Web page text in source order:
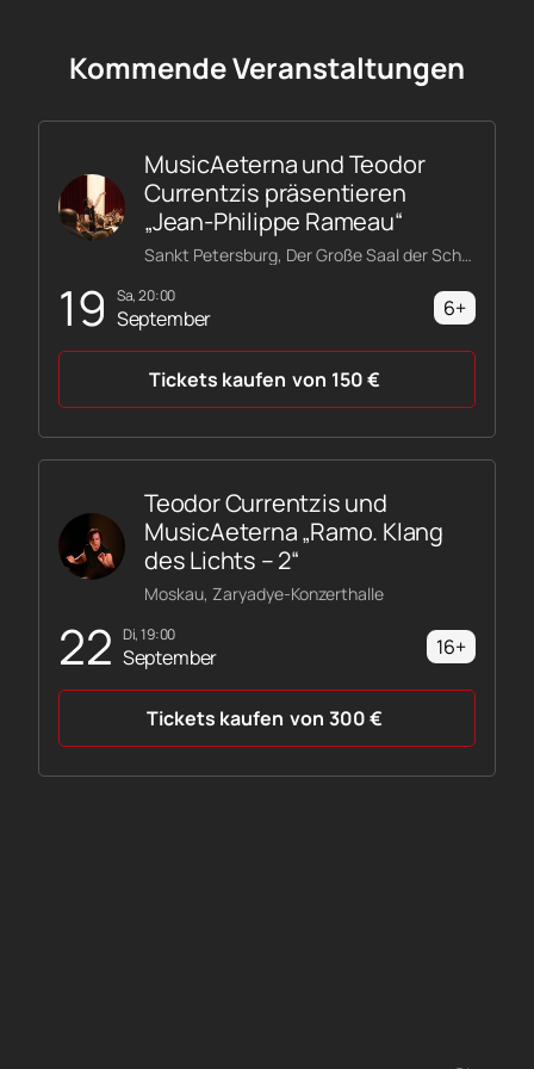
Kommende Veranstaltungen
19 Sa, 20:00
September
MusicAeterna und Teodor
Currentzis präsentieren
„Jean-Philippe Rameau“
Sankt Petersburg, Der Große Saal der Schostakowitsch-Philharmonie
6+
Tickets kaufen von 150€
22 Di, 19:00
September
Teodor Currentzis und
MusicAeterna „Ramo. Klang
des Lichts – 2“
Moskau, Zaryadye-Konzerthalle
16+
Tickets kaufen von 300€